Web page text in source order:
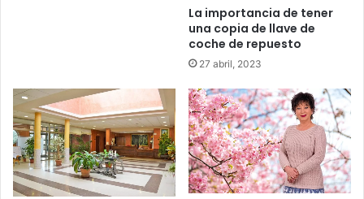
a
n
a
La importancia de tener
una copia de llave de
coche de repuesto
27 abril, 2023